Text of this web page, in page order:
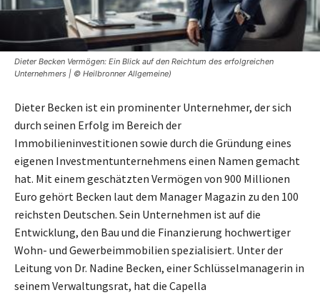
Dieter Becken Vermögen: Ein Blick auf den Reichtum des erfolgreichen
Unternehmers | © Heilbronner Allgemeine)
Dieter Becken ist ein prominenter Unternehmer, der sich
durch seinen Erfolg im Bereich der
Immobilieninvestitionen sowie durch die Gründung eines
eigenen Investmentunternehmens einen Namen gemacht
hat. Mit einem geschätzten Vermögen von 900 Millionen
Euro gehört Becken laut dem Manager Magazin zu den 100
reichsten Deutschen. Sein Unternehmen ist auf die
Entwicklung, den Bau und die Finanzierung hochwertiger
Wohn- und Gewerbeimmobilien spezialisiert. Unter der
Leitung von Dr. Nadine Becken, einer Schlüsselmanagerin in
seinem Verwaltungsrat, hat die Capella